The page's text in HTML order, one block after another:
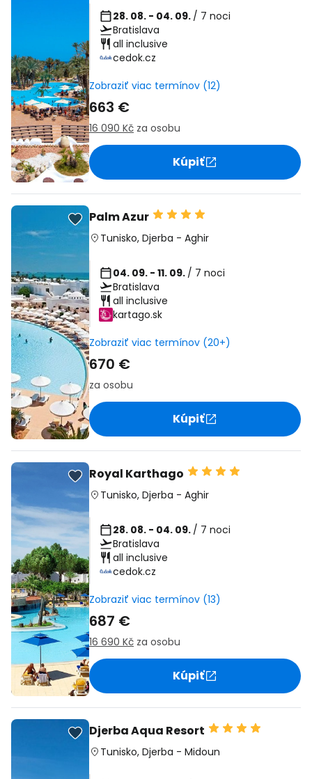
28. 08. - 04. 09. / 7 noci
Bratislava
all inclusive
cedok.cz
Zobraziť viac termínov (12)
663 €
16 090 Kč za osobu
Kúpiť
Palm Azur
Tunisko, Djerba - Aghir
04. 09. - 11. 09. / 7 noci
Bratislava
all inclusive
kartago.sk
Zobraziť viac termínov (20+)
670 €
za osobu
Kúpiť
Royal Karthago
Tunisko, Djerba - Aghir
28. 08. - 04. 09. / 7 noci
Bratislava
all inclusive
cedok.cz
Zobraziť viac termínov (13)
687 €
16 690 Kč za osobu
Kúpiť
Djerba Aqua Resort
Tunisko, Djerba - Midoun